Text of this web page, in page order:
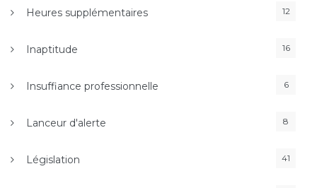
Heures supplémentaires 12
Inaptitude 16
Insuffiance professionnelle 6
Lanceur d'alerte 8
Législation 41